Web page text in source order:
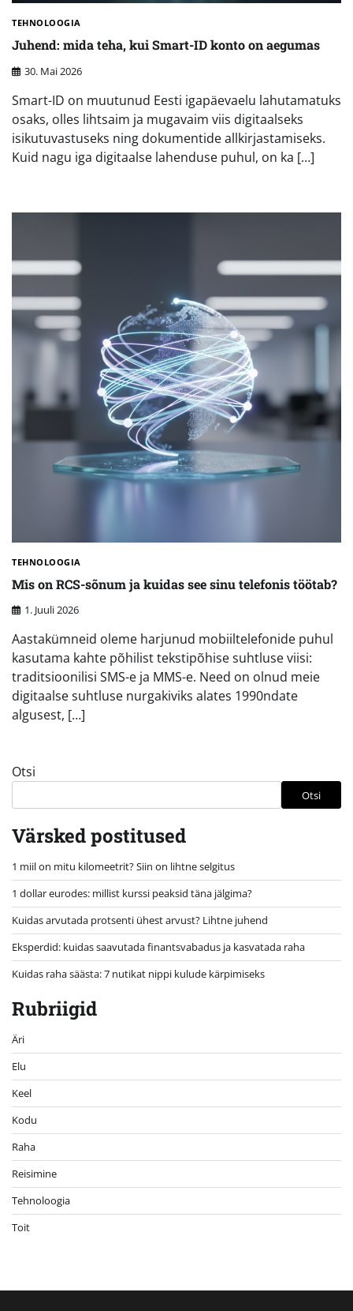
TEHNOLOOGIA
Juhend: mida teha, kui Smart-ID konto on aegumas
30. Mai 2026
Smart-ID on muutunud Eesti igapäevaelu lahutamatuks
osaks, olles lihtsaim ja mugavaim viis digitaalseks
isikutuvastuseks ning dokumentide allkirjastamiseks.
Kuid nagu iga digitaalse lahenduse puhul, on ka […]
TEHNOLOOGIA
Mis on RCS-sõnum ja kuidas see sinu telefonis töötab?
1. Juuli 2026
Aastakümneid oleme harjunud mobiiltelefonide puhul
kasutama kahte põhilist tekstipõhise suhtluse viisi:
traditsioonilisi SMS-e ja MMS-e. Need on olnud meie
digitaalse suhtluse nurgakiviks alates 1990ndate
algusest, […]
Otsi
Otsi
Värsked postitused
1 miil on mitu kilomeetrit? Siin on lihtne selgitus
1 dollar eurodes: millist kurssi peaksid täna jälgima?
Kuidas arvutada protsenti ühest arvust? Lihtne juhend
Eksperdid: kuidas saavutada finantsvabadus ja kasvatada raha
Kuidas raha säästa: 7 nutikat nippi kulude kärpimiseks
Rubriigid
Äri
Elu
Keel
Kodu
Raha
Reisimine
Tehnoloogia
Toit